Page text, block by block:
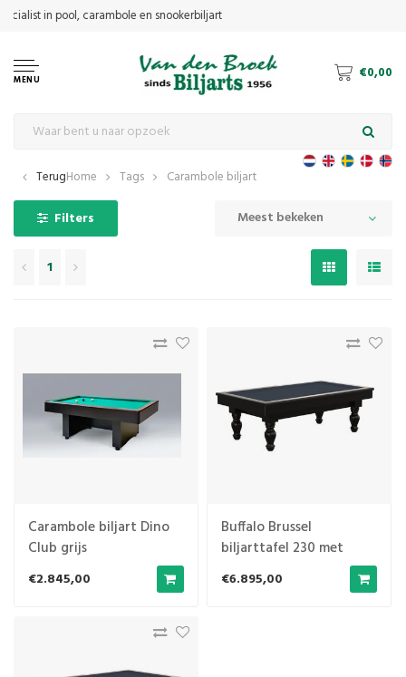
MENU €0,00
TerugHome Tags Carambole biljart
Filters Meest bekeken
1
Carambole biljart Dino
Club grijs
€2.845,00
Buffalo Brussel
biljarttafel 230 met
verwarming
€6.895,00